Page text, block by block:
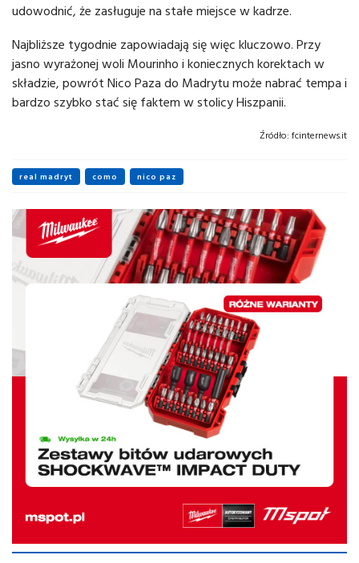
udowodnić, że zasługuje na stałe miejsce w kadrze.
Najbliższe tygodnie zapowiadają się więc kluczowo. Przy
jasno wyrażonej woli Mourinho i koniecznych korektach w
składzie, powrót Nico Paza do Madrytu może nabrać tempa i
bardzo szybko stać się faktem w stolicy Hiszpanii.
Źródło: fcinternews.it
real madryt como nico paz